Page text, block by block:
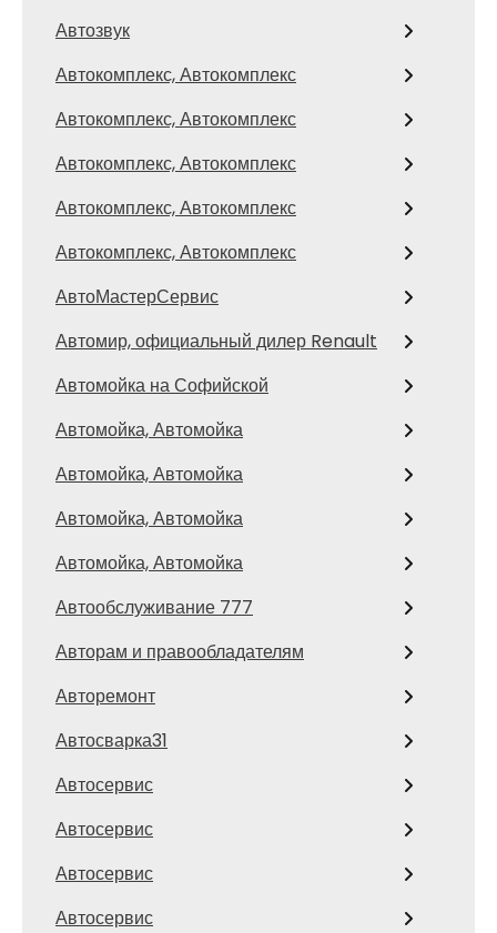
Автозвук
Автокомплекс, Автокомплекс
Автокомплекс, Автокомплекс
Автокомплекс, Автокомплекс
Автокомплекс, Автокомплекс
Автокомплекс, Автокомплекс
АвтоМастерСервис
Автомир, официальный дилер Renault
Автомойка на Софийской
Автомойка, Автомойка
Автомойка, Автомойка
Автомойка, Автомойка
Автомойка, Автомойка
Автообслуживание 777
Авторам и правообладателям
Авторемонт
Автосварка31
Автосервис
Автосервис
Автосервис
Автосервис